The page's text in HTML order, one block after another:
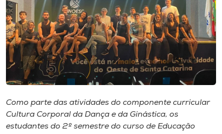
Diplomados
Cultura
CPA
Editora
Como parte das atividades do componente curricular
Cultura Corporal da Dança e da Ginástica, os
estudantes do 2º semestre do curso de Educação